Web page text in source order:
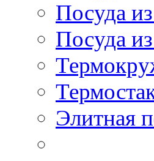
Посуда
Посуда
Элитная